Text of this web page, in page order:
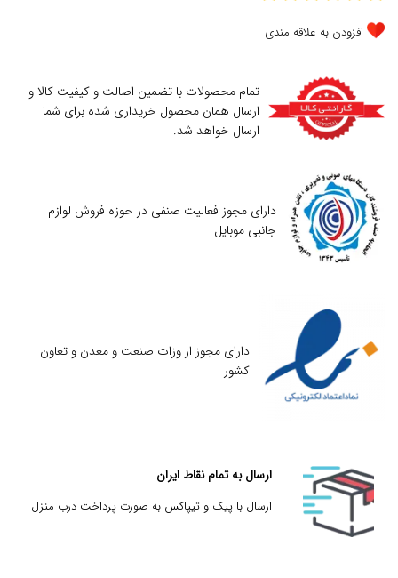
افزودن به علاقه مندی
تمام محصولات با تضمین اصالت و کیفیت کالا و
ارسال همان محصول خریداری شده برای شما
ارسال خواهد شد.
دارای مجوز فعالیت صنفی در حوزه فروش لوازم
جانبی موبایل
دارای مجوز از وزات صنعت و معدن و تعاون
کشور
ارسال به تمام نقاط ایران
ارسال با پیک و تیپاکس به صورت پرداخت درب منزل